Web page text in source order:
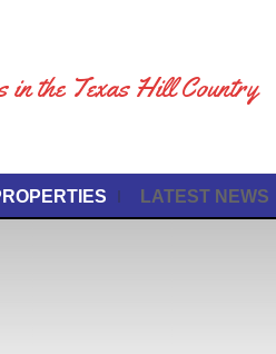
in the Texas Hill Country
LATEST NEWS